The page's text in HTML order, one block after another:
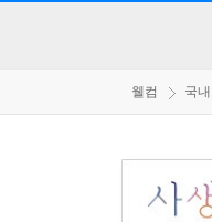
웰컴 국